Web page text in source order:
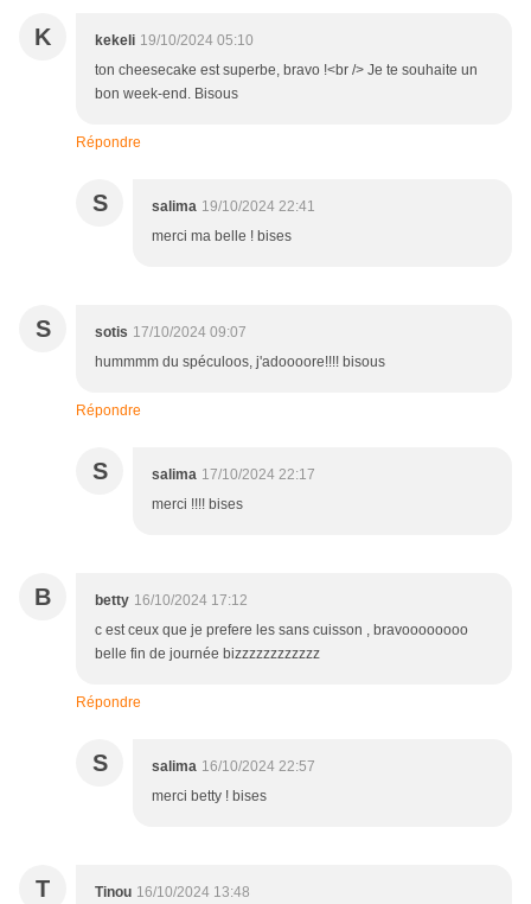
K kekeli 19/10/2024 05:10
ton cheesecake est superbe, bravo !<br /> Je te souhaite un
bon week-end. Bisous
Répondre
S salima 19/10/2024 22:41
merci ma belle ! bises
S sotis 17/10/2024 09:07
hummmm du spéculoos, j'adoooore!!!! bisous
Répondre
S salima 17/10/2024 22:17
merci !!!! bises
B betty 16/10/2024 17:12
c est ceux que je prefere les sans cuisson , bravoooooooo
belle fin de journée bizzzzzzzzzzzz
Répondre
S salima 16/10/2024 22:57
merci betty ! bises
T Tinou 16/10/2024 13:48